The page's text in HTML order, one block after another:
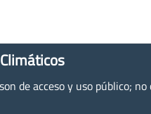
de acceso y uso público;